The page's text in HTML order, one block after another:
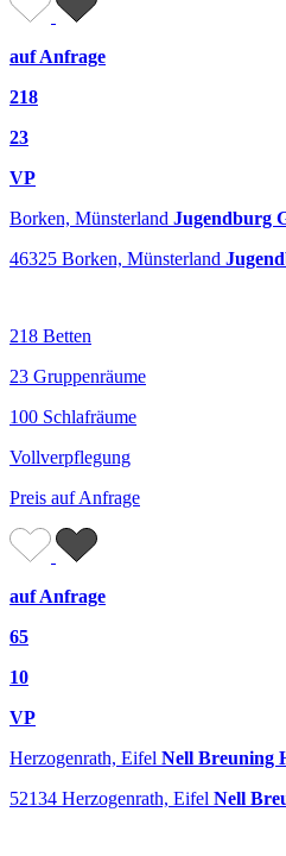
auf Anfrage
218
23
VP
Borken, Münsterland Jugendburg
46325 Borken, Münsterland
218 Betten
23 Gruppenräume
100 Schlafräume
Vollverpflegung
Preis auf Anfrage
auf Anfrage
65
10
VP
Herzogenrath, Eifel Nell Breuning
52134 Herzogenrath, Eifel Nell